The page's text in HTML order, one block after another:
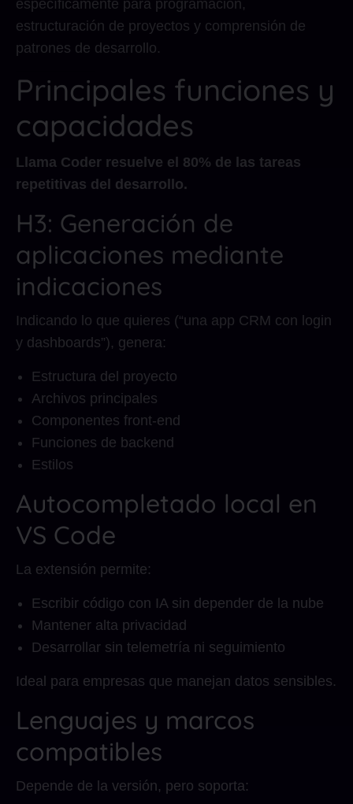
específicamente para programación,
estructuración de proyectos y comprensión de
patrones de desarrollo.
Principales funciones y
capacidades
Llama Coder resuelve el 80% de las tareas
repetitivas del desarrollo.
H3: Generación de
aplicaciones mediante
indicaciones
Indicando lo que quieres (“una app CRM con login
y dashboards”), genera:
Estructura del proyecto
Archivos principales
Componentes front-end
Funciones de backend
Estilos
Autocompletado local en
VS Code
La extensión permite:
Escribir código con IA sin depender de la nube
Mantener alta privacidad
Desarrollar sin telemetría ni seguimiento
Ideal para empresas que manejan datos sensibles.
Lenguajes y marcos
compatibles
Depende de la versión, pero soporta: